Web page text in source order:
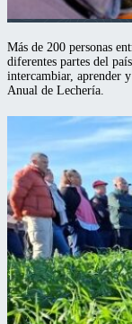
Más de 200 personas
diferentes partes del
intercambiar, aprender
Anual de Lechería.